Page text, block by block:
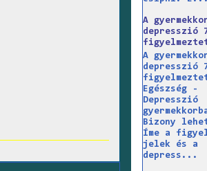
A
depresszió
A
depresszió
Egészség -
Depresszió
Bizony
Íme a
jelek és a
depress...